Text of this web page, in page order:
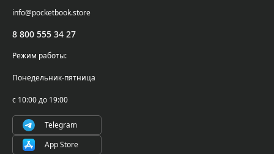
Где купить
Самовывоз
Осторожно, мошенники!
PocketBook Cloud
Проверка серийного номера
8 800 555 34 27
info@pocketbook.store
Режим работы:
Понедельник-пятница
с 10:00 до 19:00
Telegram
App Store